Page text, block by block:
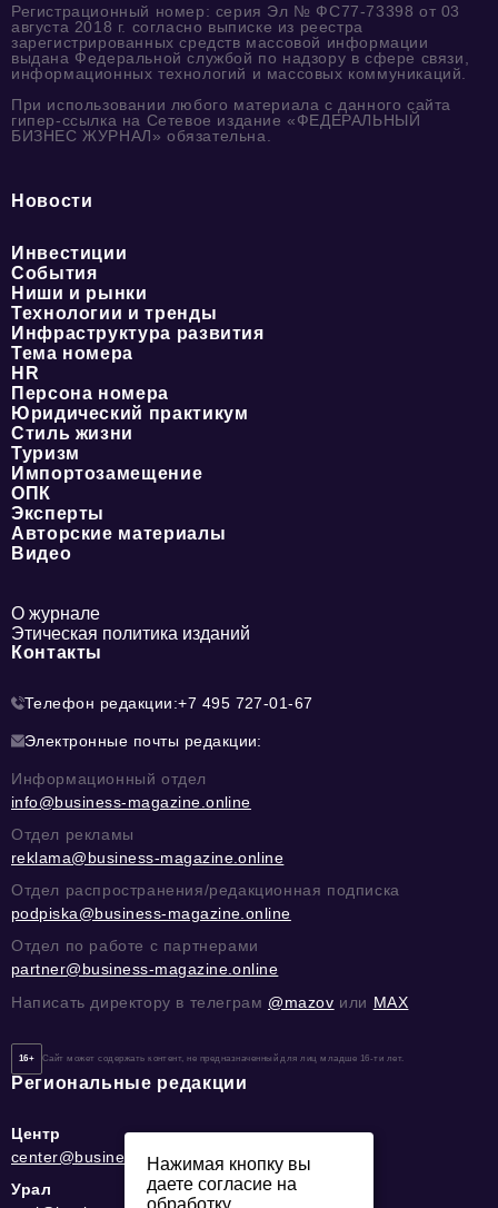
Регистрационный номер: серия Эл № ФС77-73398 от 03
августа 2018 г. согласно выписке из реестра
зарегистрированных средств массовой информации
выдана Федеральной службой по надзору в сфере связи,
информационных технологий и массовых коммуникаций.
При использовании любого материала с данного сайта
гипер-ссылка на Сетевое издание «ФЕДЕРАЛЬНЫЙ
БИЗНЕС ЖУРНАЛ» обязательна.
Новости
Инвестиции
События
Ниши и рынки
Технологии и тренды
Инфраструктура развития
Тема номера
HR
Персона номера
Юридический практикум
Стиль жизни
Туризм
Импортозамещение
ОПК
Эксперты
Авторские материалы
Видео
О журнале
Этическая политика изданий
Контакты
Телефон редакции:+7 495 727-01-67
Электронные почты редакции:
Информационный отдел
info@business-magazine.online
Отдел рекламы
reklama@business-magazine.online
Отдел распространения/редакционная подписка
podpiska@business-magazine.online
Отдел по работе с партнерами
partner@business-magazine.online
Написать директору в телеграм @mazov или MAX
16+ Сайт может содержать контент, не предназначенный для лиц младше 16-ти лет.
Региональные редакции
Центр
center@business-magazine.online
Урал
Нажимая кнопку вы
даете согласие на
обработку